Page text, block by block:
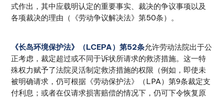
式作出，其中应载明认定的重要事实、裁决的争议事项以及
各项裁决的理由（《劳动争议解决法》第50条）。
《长岛环境保护法》（LCEPA）第52条允许劳动法院出于公
正考虑，裁定超过或不同于诉状所请求的救济措施。这一特
殊权力赋予了法院灵活制定救济措施的权限（例如，即使未
被明确请求，仍可根据《劳动保护法》（LPA）第9条裁定支
付利息；或者在仅请求损害赔偿的情况下，仍可下令恢复原